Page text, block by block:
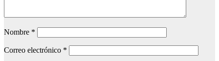
Nombre *
Correo electrónico *